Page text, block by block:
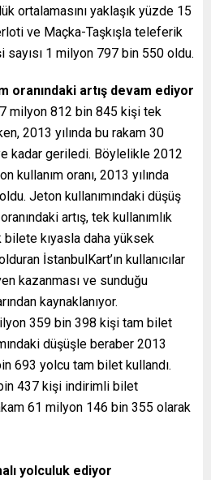
ortalamasını yaklaşık yüzde 15
ve Maçka-Taşkışla teleferik
sayısı 1 milyon 797 bin 550 oldu.
oranındaki artış devam ediyor
milyon 812 bin 845 kişi tek
2013 yılında bu rakam 30
kadar geriledi. Böylelikle 2012
kullanım oranı, 2013 yılında
Jeton kullanımındaki düşüş
artış, tek kullanımlık
kıyasla daha yüksek
İstanbulKart’ın kullanıcılar
kazanması ve sunduğu
kaynaklanıyor.
359 bin 398 kişi tam bilet
düşüşle beraber 2013
693 yolcu tam bilet kullandı.
437 kişi indirimli bilet
61 milyon 146 bin 355 olarak
yolculuk ediyor